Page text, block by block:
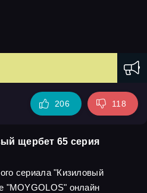
206 118
щербет 65 серия
сериала "Кизиловый
"MOYGOLOS" онлайн